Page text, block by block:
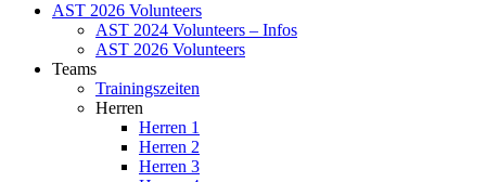
AST 2026 Volunteers
AST 2024 Volunteers – Infos
AST 2026 Volunteers
Teams
Trainingszeiten
Herren
Herren 1
Herren 2
Herren 3